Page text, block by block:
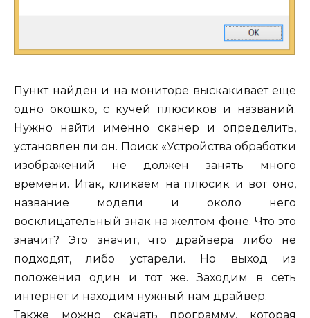
Пункт найден и на мониторе выскакивает еще
одно окошко, с кучей плюсиков и названий.
Нужно найти именно сканер и определить,
установлен ли он. Поиск «Устройства обработки
изображений не должен занять много
времени. Итак, кликаем на плюсик и вот оно,
название модели и около него
восклицательный знак на желтом фоне. Что это
значит? Это значит, что драйвера либо не
подходят, либо устарели. Но выход из
положения один и тот же. Заходим в сеть
интернет и находим нужный нам драйвер.
Также можно скачать программу, которая